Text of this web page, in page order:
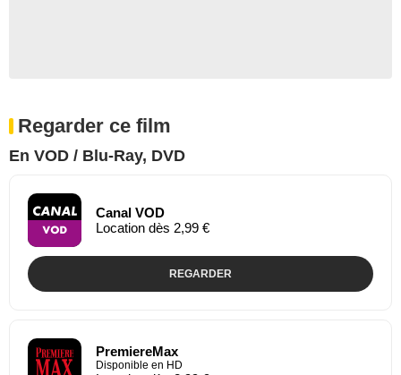
Regarder ce film
En VOD / Blu-Ray, DVD
Canal VOD
Location dès 2,99 €
REGARDER
PremiereMax
Disponible en HD